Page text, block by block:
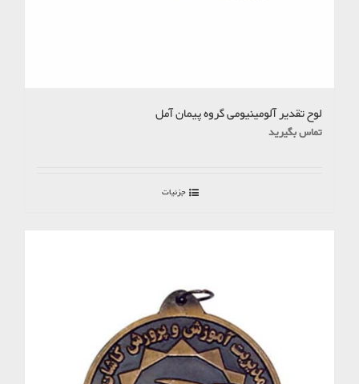
لوح تقدیر آلومینیومی گروه پیمان آمل
تماس بگیرید
جزئیات